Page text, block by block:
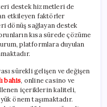
destek hizmetleri de
etkileyen faktörler
dönüş sağlayan destek
kısa sürede çözüme
platformlara duyulan
sürekli gelişen ve değişen
bahis, online casino ve
içeriklerin kaliteli,
önem taşımaktadır.